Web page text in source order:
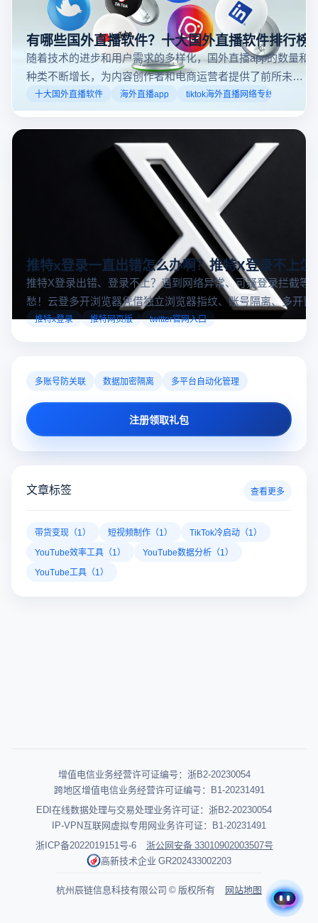
有哪些国外直播软件？十大国外直播软件排行榜
随着技术的进步和用户需求的多样化，国外直播app的数量和
种类不断增长，为内容创作者和电商运营者提供了前所未有
的机遇。如果你是一个跨境电商从业者，想要了解2025年十
大国外直播软件排行榜，那么你来对地方了！接下来跟着云
登多开浏览器一起来了解海外直播平台哪些最受欢迎。
十大国外直播软件 海外直播app tiktok海外直播网络专线
推特x登录一直出错怎么办啊？推特X登录不上怎
推特X登录出错、登录不上？遇到网络异常、可疑登录拦截等
愁！云登多开浏览器凭借独立浏览器指纹、账号隔离、多开窗
对性解决登录难题，让推特X登录更稳定安全～
推特x登录 推特网页版 twitter官网入口
多账号防关联 数据加密隔离 多平台自动化管理
注册领取礼包
文章标签 查看更多
带货变现（1） 短视频制作（1）
TikTok冷启动（1）
YouTube效率工具（1）
YouTube数据分析（1）
YouTube工具（1）
增值电信业务经营许可证编号：浙B2-20230054
跨地区增值电信业务经营许可证编号：B1-20231491
EDI在线数据处理与交易处理业务许可证：浙B2-20230054
IP-VPN互联网虚拟专用网业务许可证：B1-20231491
浙ICP备2022019151号-6
浙公网安备 33010902003507号
高新技术企业 GR202433002203
杭州辰链信息科技有限公司 © 版权所有 网站地图